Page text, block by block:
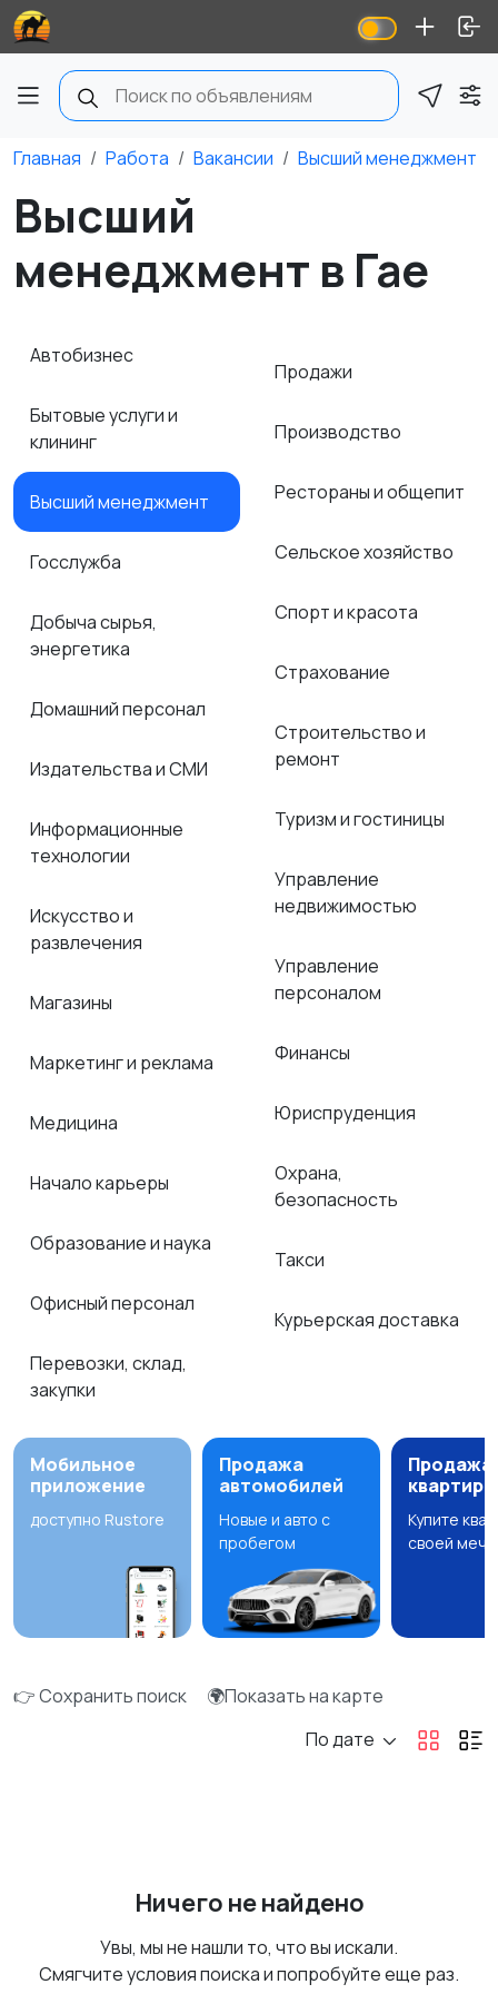
Главная Работа Вакансии Высший менеджмент
Высший
менеджмент в Гае
Автобизнес
Бытовые услуги и
клининг
Высший менеджмент
Госслужба
Добыча сырья,
энергетика
Домашний персонал
Издательства и СМИ
Информационные
технологии
Искусство и
развлечения
Магазины
Маркетинг и реклама
Медицина
Начало карьеры
Образование и наука
Офисный персонал
Перевозки, склад,
закупки
Продажи
Производство
Рестораны и общепит
Сельское хозяйство
Спорт и красота
Страхование
Строительство и
ремонт
Туризм и гостиницы
Управление
недвижимостью
Управление
персоналом
Финансы
Юриспруденция
Охрана,
безопасность
Такси
Курьерская доставка
Мобильное
приложение
доступно Rustore
Продажа
автомобилей
Новые и авто с
пробегом
Продажа
квартир
Купите
своей
👉 Сохранить поиск
🌍Показать на карте
По дате
Ничего не найдено
Увы, мы не нашли то, что вы искали.
Смягчите условия поиска и попробуйте еще раз.